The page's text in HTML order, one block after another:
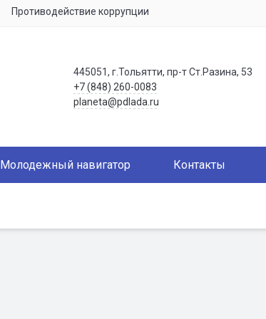
Противодействие коррупции
445051, г.Тольятти, пр-т Ст.Разина, 53
+7 (848) 260-0083
planeta@pdlada.ru
Молодежный навигатор Контакты